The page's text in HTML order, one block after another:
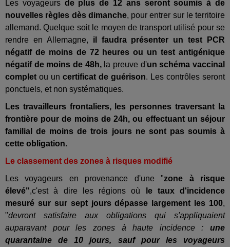
Les voyageurs de plus de 12 ans seront soumis à de
nouvelles règles dès dimanche, pour entrer sur le territoire
allemand. Quelque soit le moyen de transport utilisé pour se
rendre en Allemagne, il faudra présenter un test PCR
négatif de moins de 72 heures ou un test antigénique
négatif de moins de 48h,la preuve d'un schéma vaccinal
complet ou un certificat de guérison. Les contrôles seront
ponctuels, et non systématiques.
Les travailleurs frontaliers, les personnes traversant la
frontière pour de moins de 24h, ou effectuant un séjour
familial de moins de trois jours ne sont pas soumis à
cette obligation.
Le classement des zones à risques modifié
Les voyageurs en provenance d'une "zone à risque
élevé",c'est à dire les régions où le taux d'incidence
mesuré sur sur sept jours dépasse largement les 100,
"devront satisfaire aux obligations qui s'appliquaient
auparavant pour les zones à haute incidence : une
quarantaine de 10 jours, sauf pour les voyageurs